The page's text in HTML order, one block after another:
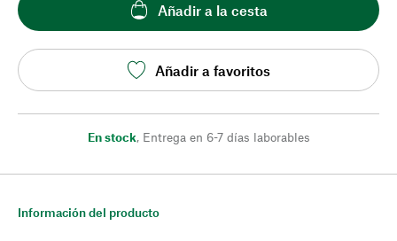
Añadir a la cesta
Añadir a favoritos
En stock, Entrega en 6-7 días laborables
Información del producto